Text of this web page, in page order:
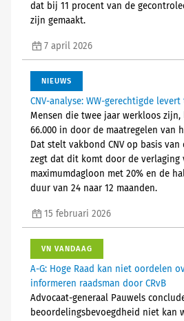
dat bij 11 procent van de
zijn gemaakt.
7 april 2026
NIEUWS
CNV-analyse: WW-gerechtigde
Mensen die twee jaar werkloos
66.000 in door de maatregelen van
Dat stelt vakbond CNV op basis van
zegt dat dit komt door de verlaging
maximumdagloon met 20% en de
duur van 24 naar 12 maanden.
15 februari 2026
VN VANDAAG
A-G: Hoge Raad kan niet oordelen
informeren raadsman door CRvB
Advocaat-generaal Pauwels
beoordelingsbevoegdheid niet kan